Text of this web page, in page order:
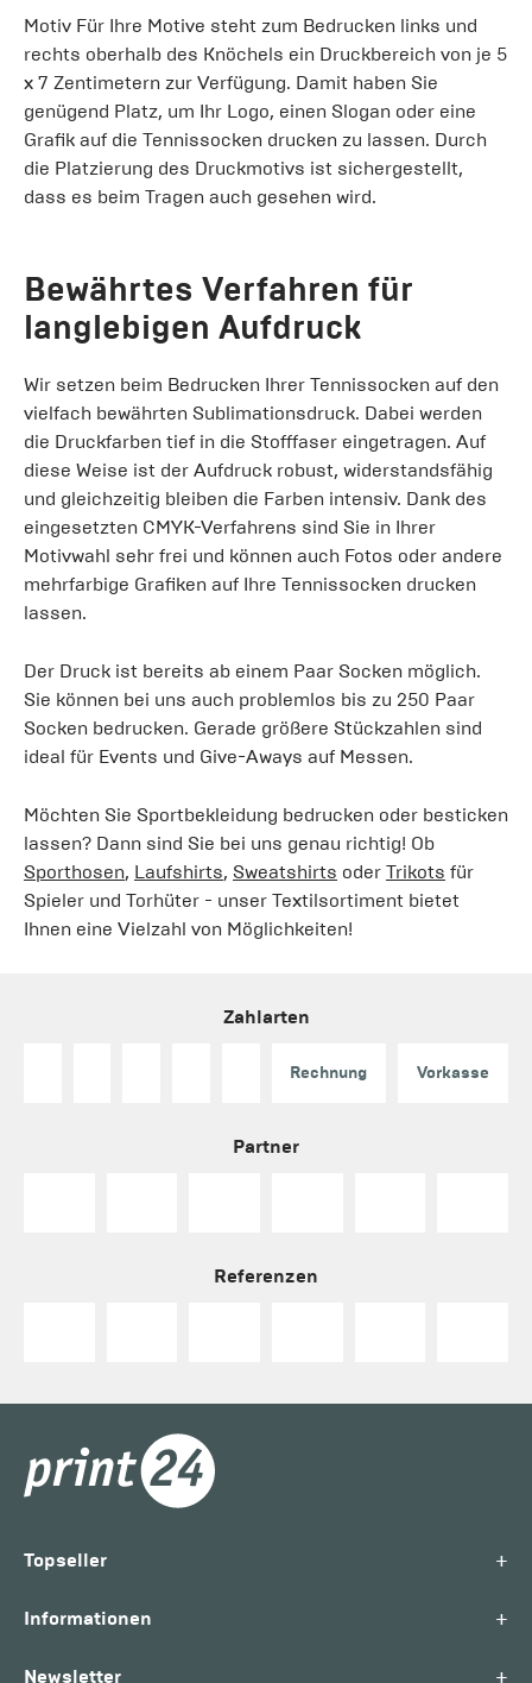
Motiv Für Ihre Motive steht zum Bedrucken links und
rechts oberhalb des Knöchels ein Druckbereich von je 5
x 7 Zentimetern zur Verfügung. Damit haben Sie
genügend Platz, um Ihr Logo, einen Slogan oder eine
Grafik auf die Tennissocken drucken zu lassen. Durch
die Platzierung des Druckmotivs ist sichergestellt,
dass es beim Tragen auch gesehen wird.
Bewährtes Verfahren für
langlebigen Aufdruck
Wir setzen beim Bedrucken Ihrer Tennissocken auf den
vielfach bewährten Sublimationsdruck. Dabei werden
die Druckfarben tief in die Stofffaser eingetragen. Auf
diese Weise ist der Aufdruck robust, widerstandsfähig
und gleichzeitig bleiben die Farben intensiv. Dank des
eingesetzten CMYK-Verfahrens sind Sie in Ihrer
Motivwahl sehr frei und können auch Fotos oder andere
mehrfarbige Grafiken auf Ihre Tennissocken drucken
lassen.
Der Druck ist bereits ab einem Paar Socken möglich.
Sie können bei uns auch problemlos bis zu 250 Paar
Socken bedrucken. Gerade größere Stückzahlen sind
ideal für Events und Give-Aways auf Messen.
Möchten Sie Sportbekleidung bedrucken oder besticken
lassen? Dann sind Sie bei uns genau richtig! Ob
Sporthosen, Laufshirts, Sweatshirts oder Trikots für
Spieler und Torhüter - unser Textilsortiment bietet
Ihnen eine Vielzahl von Möglichkeiten!
Zahlarten
Rechnung Vorkasse
Partner
Referenzen
Topseller +
Informationen +
Newsletter +